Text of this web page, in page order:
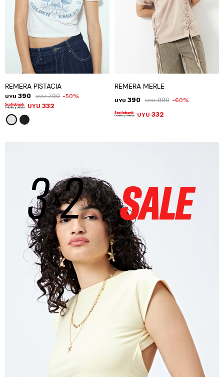
REMERA PISTACIA
UYU 390 UYU 790 50
UYU 332
REMERA MERLE
UYU 390 UYU 990 60
UYU 332